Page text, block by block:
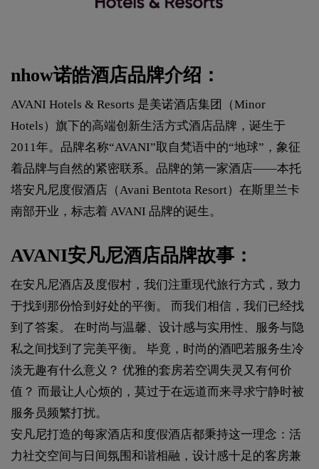
nhow诺皓酒店品牌介绍：
AVANI Hotels & Resorts 是美诺酒店集团（Minor
Hotels）旗下的高端创新生活方式酒店品牌，诞生于
2011年。品牌名称“AVANI”取自梵语中的“地球”，象征
着品牌与自然的紧密联系。品牌的第一家酒店——本托
塔安凡尼度假酒店（Avani Bentota Resort）在斯里兰卡
南部开业，标志着 AVANI 品牌的诞生。
AVANI安凡尼酒店品牌故事：
在安凡尼酒店及度假村，我们注重现代旅行方式，致力
于找到那份恰到好处的平衡。 而我们相信，我们已经找
到了答案。 在时尚与温馨、设计感与实用性、服务与隐
私之间找到了完美平衡。 毕竟，时尚的酒吧若服务生冷
淡无趣有什么意义？ 优雅的套房若空调失灵又有何价
值？ 而最让人心烦的，莫过于在远道而来寻求宁静时被
服务员频繁打扰。
安凡尼打造的每家酒店和度假酒店都秉持这一理念：活
力社交空间与日间氛围和谐相融，设计感十足的客房兼